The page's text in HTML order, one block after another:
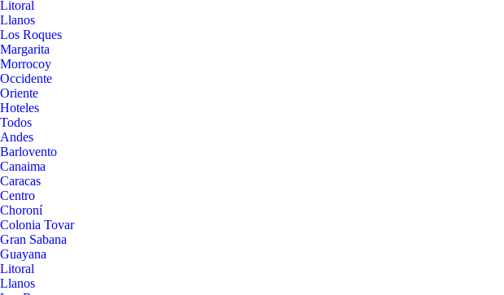
Litoral
Llanos
Los Roques
Margarita
Morrocoy
Occidente
Oriente
Hoteles
Todos
Andes
Barlovento
Canaima
Caracas
Centro
Choroní
Colonia Tovar
Gran Sabana
Guayana
Litoral
Llanos